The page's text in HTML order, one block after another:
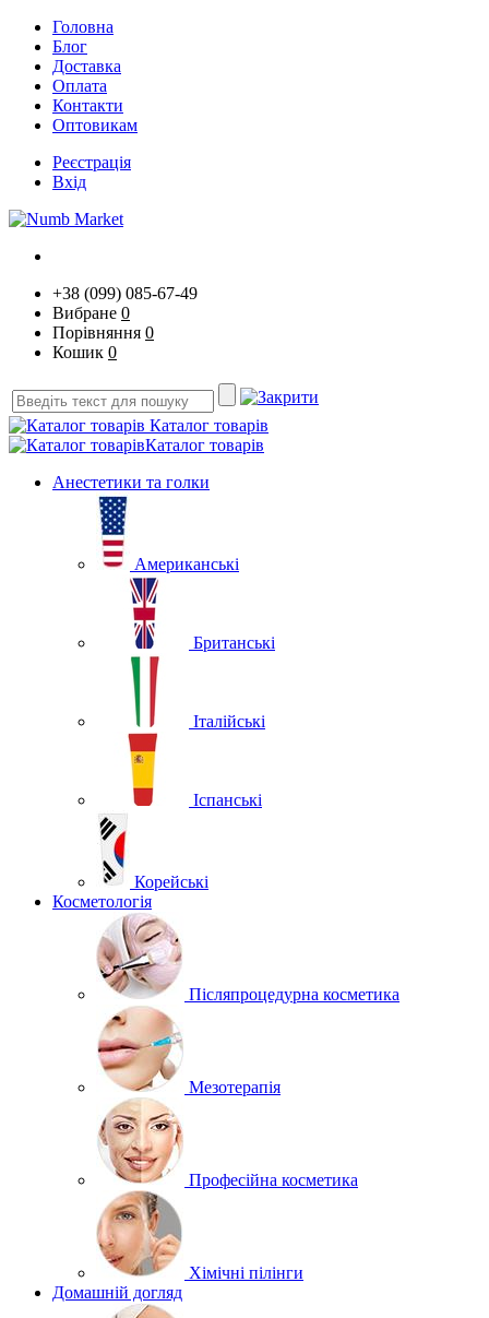
Головна
Блог
Доставка
Оплата
Контакти
Оптовикам
Реєстрація
Вхід
+38 (099) 085-67-49
Вибране 0
Порівняння 0
Кошик 0
Каталог товарів
Каталог товарів
Анестетики та голки
Американські
Британські
Італійські
Іспанські
Корейські
Косметологія
Післяпроцедурна косметика
Мезотерапія
Професійна косметика
Хімічні пілінги
Домашній догляд